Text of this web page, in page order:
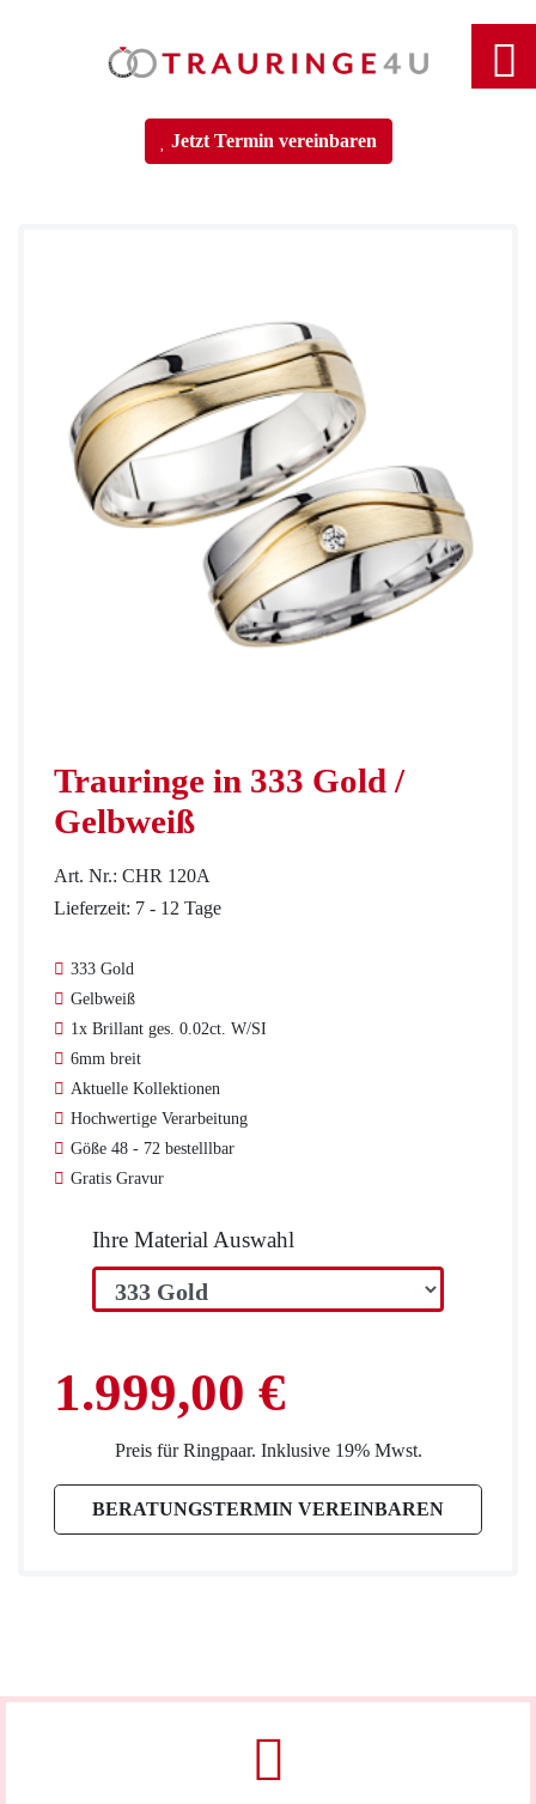
Jetzt Termin vereinbaren
Trauringe in 333 Gold /
Gelbweiß
Art. Nr.: CHR 120A
Lieferzeit: 7 - 12 Tage
333 Gold
Gelbweiß
1x Brillant ges. 0.02ct. W/SI
6mm breit
Aktuelle Kollektionen
Hochwertige Verarbeitung
Göße 48 - 72 bestelllbar
Gratis Gravur
Ihre Material Auswahl
1.999,00 €
Preis für Ringpaar. Inklusive 19% Mwst.
BERATUNGSTERMIN VEREINBAREN
Home
Partnerringe
Angebot des Monats
Filialen
Service
Ringgrößen Tabelle
Kontakt
Datenschutzerklärung
Impressum
Uhren Schmuck Reparatur Service